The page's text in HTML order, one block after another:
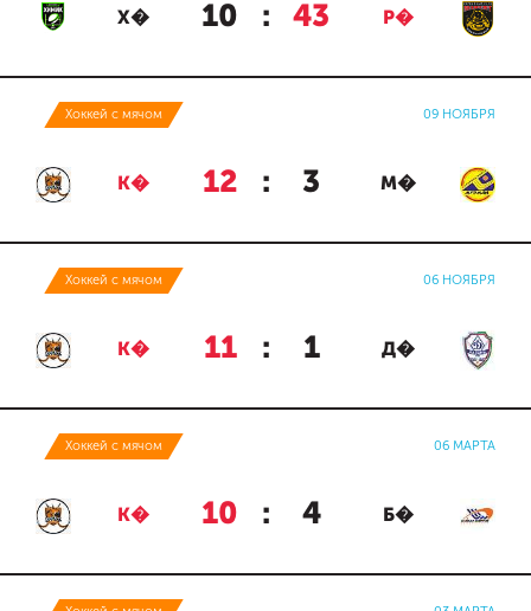
Х� 10 : 43 Р�
Хоккей с мячом 09 НОЯБРЯ
К� 12 : 3 М�
Хоккей с мячом 06 НОЯБРЯ
К� 11 : 1 Д�
Хоккей с мячом 06 МАРТА
К� 10 : 4 Б�